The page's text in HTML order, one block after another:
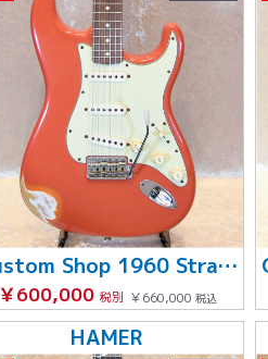
Custom Shop 1960 Stratocaster Relic
￥600,000 税別 ￥660,000 税込
HAMER